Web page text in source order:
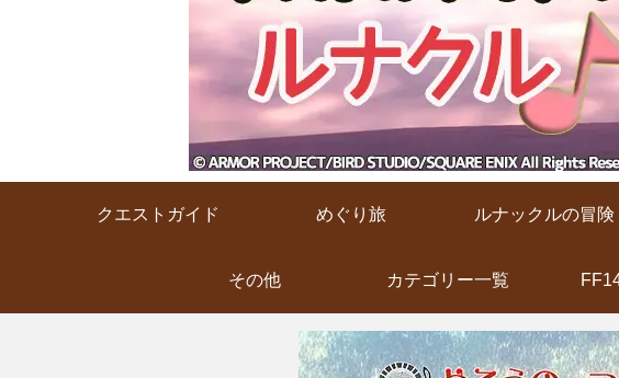
クエストガイド めぐり旅 ルナックルの冒険
その他 カテゴリー一覧